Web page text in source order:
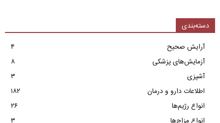
دسته‌بندی
آرایش صحیح
۴
آزمایش‌های پزشکی
۸
آشپزی
۳
اطلاعات دارو و درمان
۱۸۲
انواع رژیم‌ها
۲۶